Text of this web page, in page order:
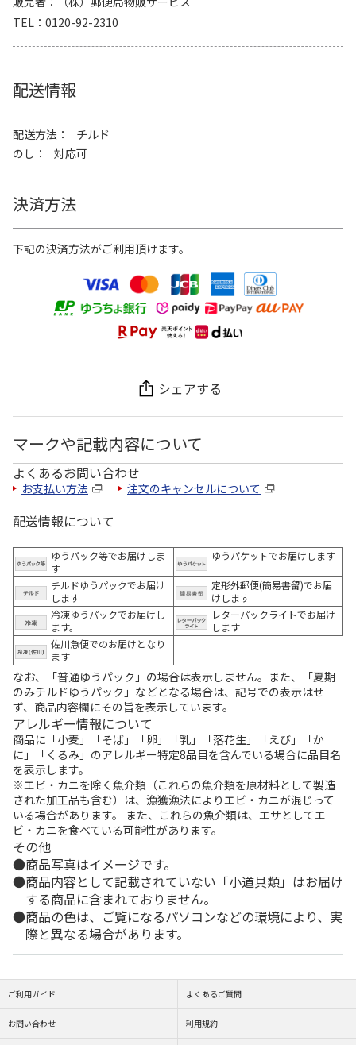
TEL
0120-92-2310
配送情報
配送方法
チルド
のし
対応可
決済方法
下記の決済方法がご利用頂けます。
シェアする
マークや記載内容について
よくあるお問い合わせ
お支払い方法 注文のキャンセルについて
配送情報について
ゆうパック等でお届けしま
す
ゆうパケットでお届けします
チルドゆうパックでお届け
します
定形外郵便(簡易書留)でお届
けします
冷凍ゆうパックでお届けし
ます。
レターパックライトでお届け
します
佐川急便でのお届けとなり
ます
なお、「普通ゆうパック」の場合は表示しません。また、「夏期
のみチルドゆうパック」などとなる場合は、記号での表示はせ
ず、商品内容欄にその旨を表示しています。
アレルギー情報について
商品に「小麦」「そば」「卵」「乳」「落花生」「えび」「か
に」「くるみ」のアレルギー特定8品目を含んでいる場合に品目名
を表示します。
※エビ・カニを除く魚介類（これらの魚介類を原材料として製造
された加工品も含む）は、漁獲漁法によりエビ・カニが混じって
いる場合があります。 また、これらの魚介類は、エサとしてエ
ビ・カニを食べている可能性があります。
その他
商品写真はイメージです。
商品内容として記載されていない「小道具類」はお届け
する商品に含まれておりません。
商品の色は、ご覧になるパソコンなどの環境により、実
際と異なる場合があります。
ご利用ガイド よくあるご質問
お問い合わせ 利用規約